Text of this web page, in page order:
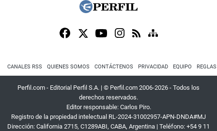
CANALES RSS QUIENES SOMOS CONTÁCTENOS PRIVACIDAD EQUIPO
Perfil.com - Editorial Perfil S.A. | © Perfil.com 2006-2026 - Todos los
derechos reservados.
Editor responsable: Carlos Piro.
Registro de la propiedad intelectual RL-2024-31002957-APN-DNDA#MJ
Dirección: California 2715, C1289ABI, CABA, Argentina | Teléfono: +54 9 11